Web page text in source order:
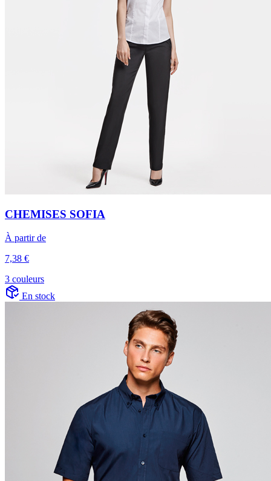
CHEMISES SOFIA
À partir de
7,38 €
3 couleurs
En stock